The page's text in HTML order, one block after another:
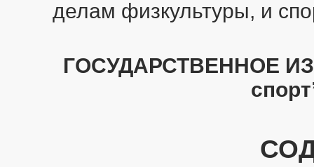
делам физкультуры, и
ГОСУДАРСТВЕННОЕ